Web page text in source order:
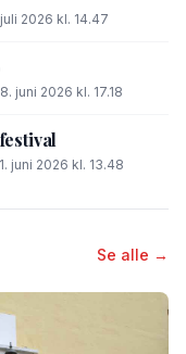
2026 kl. 14.47
juni 2026 kl. 17.18
juni 2026 kl. 13.48
Se alle →